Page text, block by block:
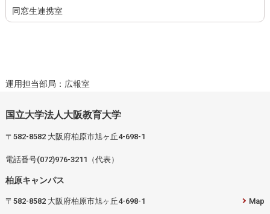
同窓生連携室
運用担当部局：広報室
国立大学法人大阪教育大学
〒582-8582 大阪府柏原市旭ヶ丘4-698-1
電話番号(072)976-3211（代表）
柏原キャンパス
〒582-8582 大阪府柏原市旭ヶ丘4-698-1 Map